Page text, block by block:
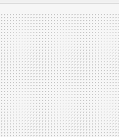
FACEBOOK
TWITTERFLIPBOARD
E-
MAIL